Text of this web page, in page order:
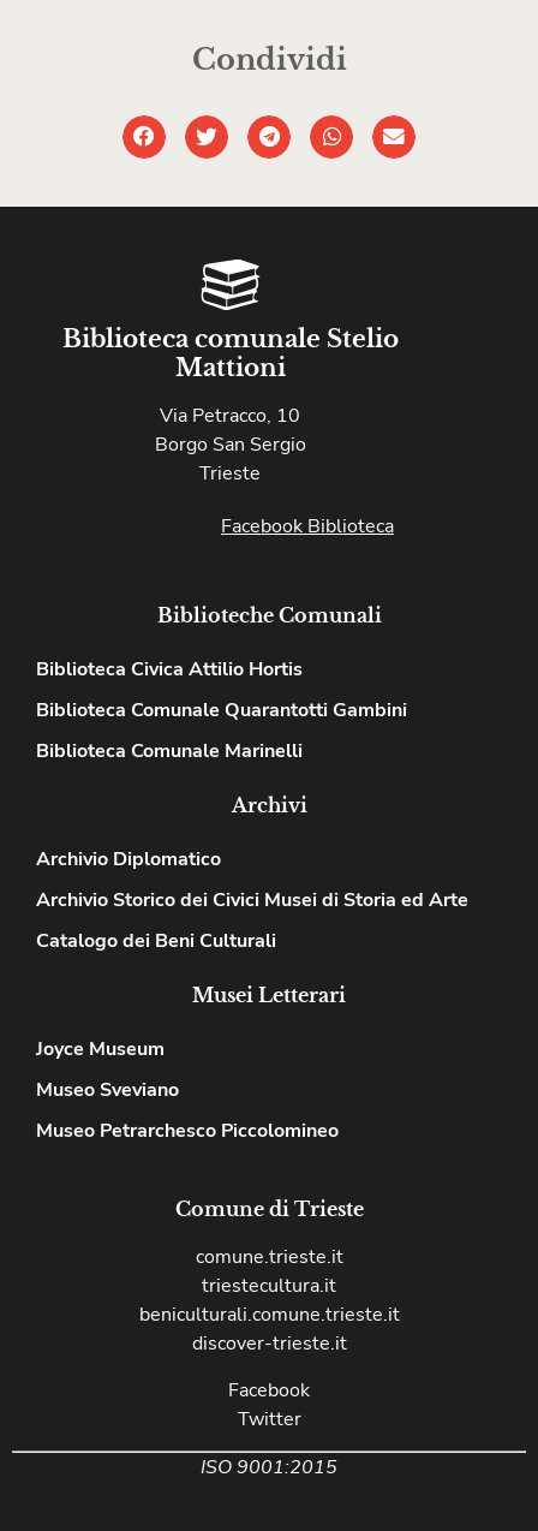
Condividi
Biblioteca comunale Stelio
Mattioni
Via Petracco, 10
Borgo San Sergio
Trieste
Facebook Biblioteca
Biblioteche Comunali
Biblioteca Civica Attilio Hortis
Biblioteca Comunale Quarantotti Gambini
Biblioteca Comunale Marinelli
Archivi
Archivio Diplomatico
Archivio Storico dei Civici Musei di Storia ed Arte
Catalogo dei Beni Culturali
Musei Letterari
Joyce Museum
Museo Sveviano
Museo Petrarchesco Piccolomineo
Comune di Trieste
comune.trieste.it
triestecultura.it
beniculturali.comune.trieste.it
discover-trieste.it
Facebook
Twitter
ISO 9001:2015